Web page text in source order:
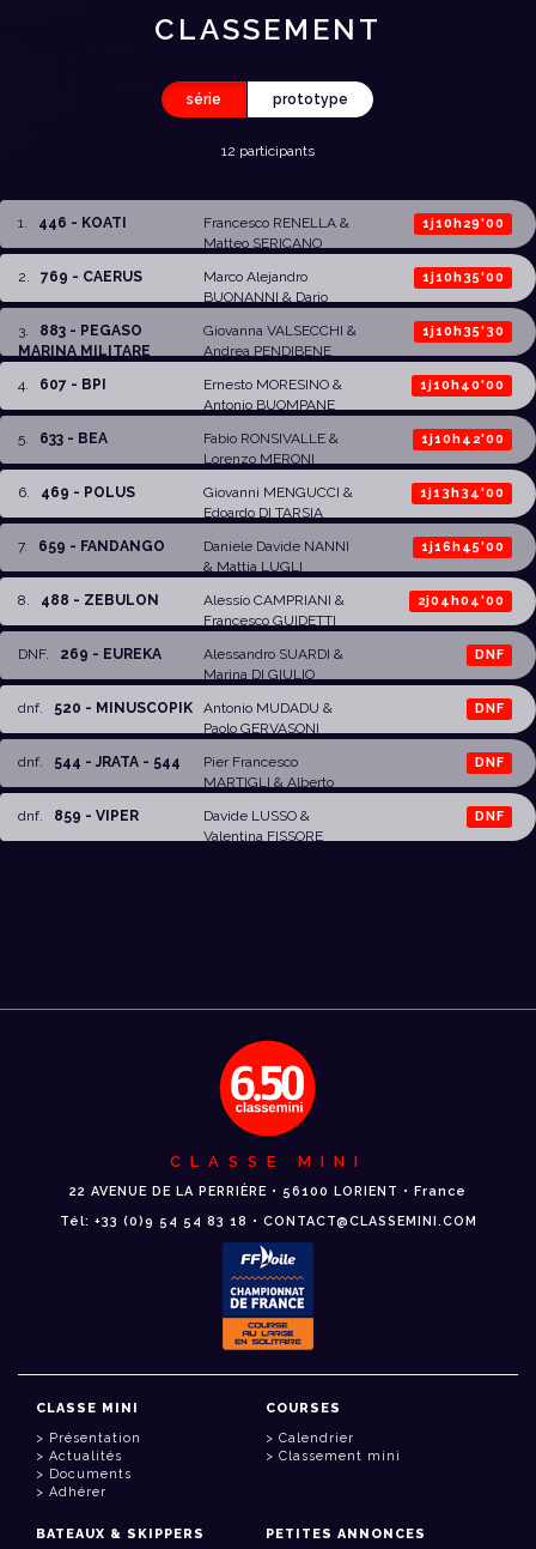
CLASSEMENT
série prototype
12 participants
1. 446 - KOATI Francesco RENELLA&
Matteo SERICANO
1j10h29'00
2. 769 - CAERUS
Marco Alejandro
BUONANNI & Dario
1j10h35'00
3. 883 - PEGASO
MARINA MILITARE
Giovanna VALSECCHI &
Andrea PENDIBENE
1j10h35'30
4. 607 - BPI Ernesto MORESINO&
Antonio BUOMPANE
1j10h40'00
5. 633 - BEA Fabio RONSIVALLE&
Lorenzo MERONI
1j10h42'00
6. 469 - POLUS Giovanni MENGUCCI &
Edoardo DI TARSIA
1j13h34'00
7. 659 - FANDANGO
Daniele Davide NANNI
& Mattia LUGLI
1j16h45'00
8. 488 - ZEBULON Alessio CAMPRIANI &
Francesco GUIDETTI
2j04h04'00
DNF. 269 - EUREKA Alessandro SUARDI &
Marina DI GIULIO
DNF
dnf. 520 - MINUSCOPIK Antonio MUDADU &
Paolo GERVASONI
DNF
dnf. 544 - JRATA - 544
Pier Francesco
MARTIGLI & Alberto
DNF
dnf. 859 - VIPER Davide LUSSO&
Valentina FISSORE
DNF
CLASSE MINI
22 AVENUE DE LA PERRIÈRE • 56100 LORIENT • France
Tél: +33 (0)9 54 54 83 18 • CONTACT@CLASSEMINI.COM
CLASSE MINI
Présentation
Actualités
Documents
Adhérer
COURSES
Calendrier
Classement mini
BATEAUX & SKIPPERS PETITES ANNONCES